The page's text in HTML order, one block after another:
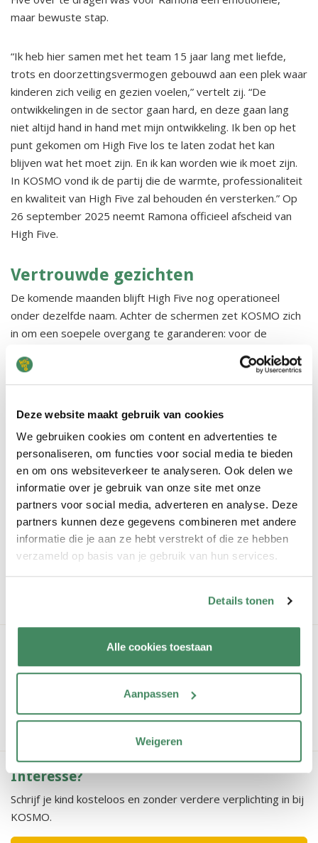
Deze website maakt gebruik van cookies
We gebruiken cookies om content en advertenties te
personaliseren, om functies voor social media te bieden
en om ons websiteverkeer te analyseren. Ook delen we
informatie over je gebruik van onze site met onze
partners voor social media, adverteren en analyse. Deze
partners kunnen deze gegevens combineren met andere
informatie die je aan ze hebt verstrekt of die ze hebben
verzameld op basis van je gebruik van hun services.
Details tonen
Alle cookies toestaan
Aanpassen
Weigeren
maar bewuste stap.
“Ik heb hier samen met het team 15 jaar lang met liefde,
trots en doorzettingsvermogen gebouwd aan een plek waar
kinderen zich veilig en gezien voelen,” vertelt zij. “De
ontwikkelingen in de sector gaan hard, en deze gaan lang
niet altijd hand in hand met mijn ontwikkeling. Ik ben op het
punt gekomen om High Five los te laten zodat het kan
blijven wat het moet zijn. En ik kan worden wie ik moet zijn.
In KOSMO vond ik de partij die de warmte, professionaliteit
en kwaliteit van High Five zal behouden én versterken.” Op
26 september 2025 neemt Ramona officieel afscheid van
High Five.
Vertrouwde gezichten
De komende maanden blijft High Five nog operationeel
onder dezelfde naam. Achter de schermen zet KOSMO zich
in om een soepele overgang te garanderen: voor de
Belangrijk daarbij is dat de kinderen de vertrouwde
gezichten op hun groep zullen blijven zien. Alle pedagogisch
blijven op hun eigen vestiging. Medio 2026 gaat High Five
officieel verder onder de vlag van KOSMO.
We kijken uit naar een mooie toekomst, waarin we samen:
met ouders, kinderen én het team – blijven doen waar we
goed in zijn: liefdevolle en vertrouwde opvang bieden.
Foto: Belinda Moens (links) en Ramona Settels (rechts)
Vestiging bekijken?
Wil je een vestiging bekijken? Geen probleem! Wij leiden je
rondleiding aanvragen
Interesse?
Schrijf je kind kosteloos en zonder verdere verplichting in bij
KOSMO.